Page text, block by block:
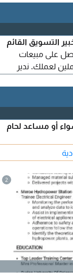
- اضافة
والصور -
والتصميم
التسويق القائم
على مبيعات
لعملك. ندير
معنا عبر واتساب
2